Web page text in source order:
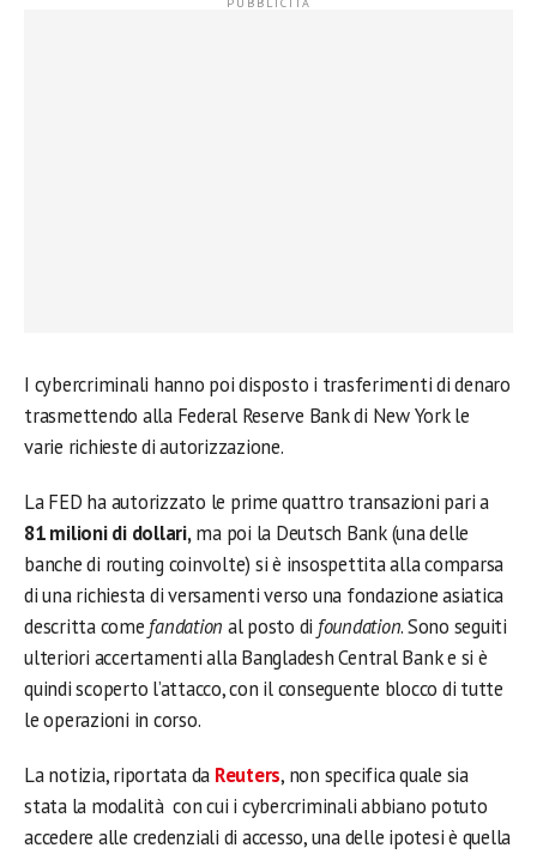
I cybercriminali hanno poi disposto i trasferimenti di denaro
trasmettendo alla Federal Reserve Bank di New York le
varie richieste di autorizzazione.
La FED ha autorizzato le prime quattro transazioni pari a
81 milioni di dollari,ma poi la Deutsch Bank (una delle
banche di routing coinvolte) si è insospettita alla comparsa
di una richiesta di versamenti verso una fondazione asiatica
descritta come fandation al posto di foundation. Sono seguiti
ulteriori accertamenti alla Bangladesh Central Bank e si è
quindi scoperto l’attacco, con il conseguente blocco di tutte
le operazioni in corso.
La notizia, riportata da Reuters, non specifica quale sia
stata la modalità con cui i cybercriminali abbiano potuto
accedere alle credenziali di accesso, una delle ipotesi è quella